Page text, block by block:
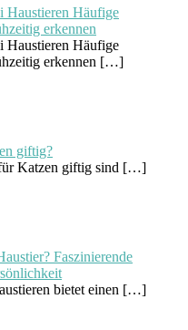
Haustieren Häufige
erkennen
Haustieren Häufige
erkennen […]
giftig?
Katzen giftig sind […]
Faszinierende
bietet einen […]